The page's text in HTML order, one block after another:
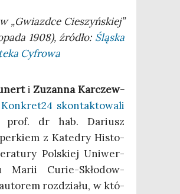
„Gwiazd­ce Cie­szyń­skiej”
1908), źró­dło: Ślą­ska
Cyfrowa
iZuzan­na Kar­czew­
Konkret24 skon­tak­to­wa­li
prof. dr hab. Dariusz
z Kate­dry Histo­
Pol­skiej Uni­wer­
Marii Curie-Skło­dow­
roz­dzia­łu, w któ­